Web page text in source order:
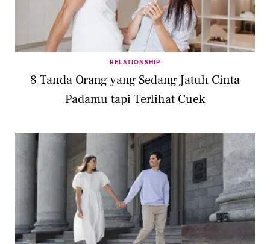
RELATIONSHIP
8 Tanda Orang yang Sedang Jatuh Cinta
Padamu tapi Terlihat Cuek